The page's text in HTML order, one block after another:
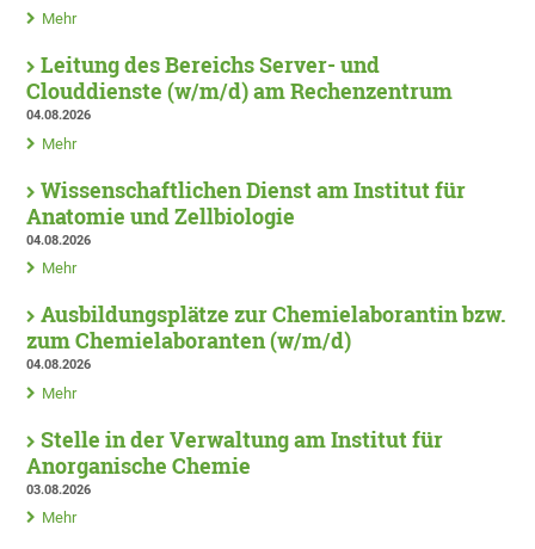
Mehr
Leitung des Bereichs Server- und
Clouddienste (w/m/d) am Rechenzentrum
04.08.2026
Mehr
Wissenschaftlichen Dienst am Institut für
Anatomie und Zellbiologie
04.08.2026
Mehr
Ausbildungsplätze zur Chemielaborantin bzw.
zum Chemielaboranten (w/m/d)
04.08.2026
Mehr
Stelle in der Verwaltung am Institut für
Anorganische Chemie
03.08.2026
Mehr